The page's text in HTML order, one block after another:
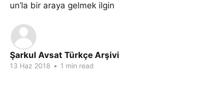
un’la bir araya gelmek ilgin
Şarkul Avsat Türkçe Arşivi
13 Haz 2018 • 1 min read